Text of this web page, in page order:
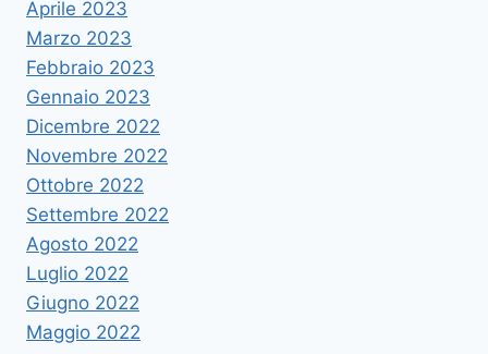
Aprile 2023
Marzo 2023
Febbraio 2023
Gennaio 2023
Dicembre 2022
Novembre 2022
Ottobre 2022
Settembre 2022
Agosto 2022
Luglio 2022
Giugno 2022
Maggio 2022